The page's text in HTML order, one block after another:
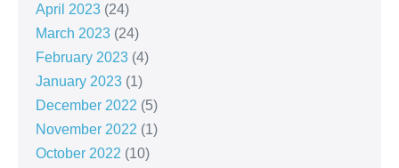
April 2023 (24)
March 2023 (24)
February 2023 (4)
January 2023 (1)
December 2022 (5)
November 2022 (1)
October 2022 (10)